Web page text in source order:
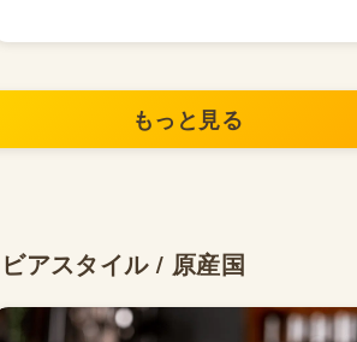
もっと見る
アスタイル / 原産国